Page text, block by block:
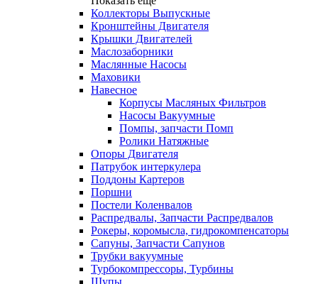
Коллекторы Выпускные
Кронштейны Двигателя
Крышки Двигателей
Маслозаборники
Маслянные Насосы
Маховики
Навесное
Корпусы Масляных Фильтров
Насосы Вакуумные
Помпы, запчасти Помп
Ролики Натяжные
Опоры Двигателя
Патрубок интеркулера
Поддоны Картеров
Поршни
Постели Коленвалов
Распредвалы, Запчасти Распредвалов
Рокеры, коромысла, гидрокомпенсаторы
Сапуны, Запчасти Сапунов
Трубки вакуумные
Турбокомпрессоры, Турбины
Щупы